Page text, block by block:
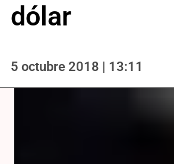
dólar
5 octubre 2018 | 13:11